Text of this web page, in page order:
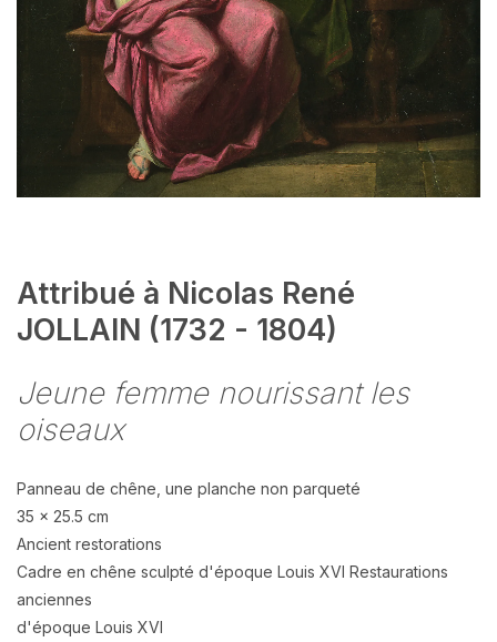
Attribué à Nicolas René
JOLLAIN (1732 - 1804)
Jeune femme nourissant les
oiseaux
Panneau de chêne, une planche non parqueté
35 x 25.5 cm
Ancient restorations
Cadre en chêne sculpté d'époque Louis XVI Restaurations
anciennes
d'époque Louis XVI